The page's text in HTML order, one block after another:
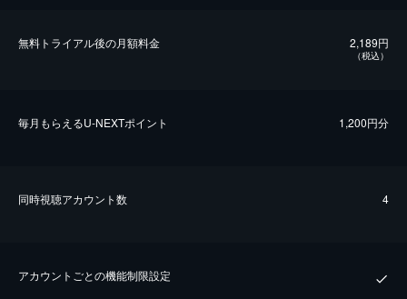
無料トライアル後の⽉額料金 2,189円
（税込）
毎⽉もらえるU-NEXTポイント 1,200円分
同時視聴アカウント数 4
アカウントごとの機能制限設定